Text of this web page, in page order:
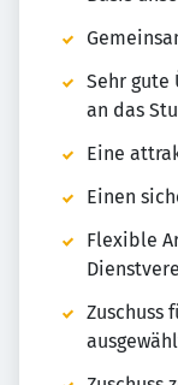
Sehr gute
an das
Eine
Einen
Flexible
Zuschuss